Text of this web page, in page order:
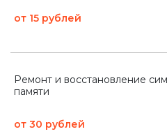
от 15 рублей
Ремонт и восстановление
памяти
от 30 рублей